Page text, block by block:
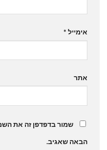
אימייל *
אתר
שמור בדפדפן זה את
הבאה שאגיב.